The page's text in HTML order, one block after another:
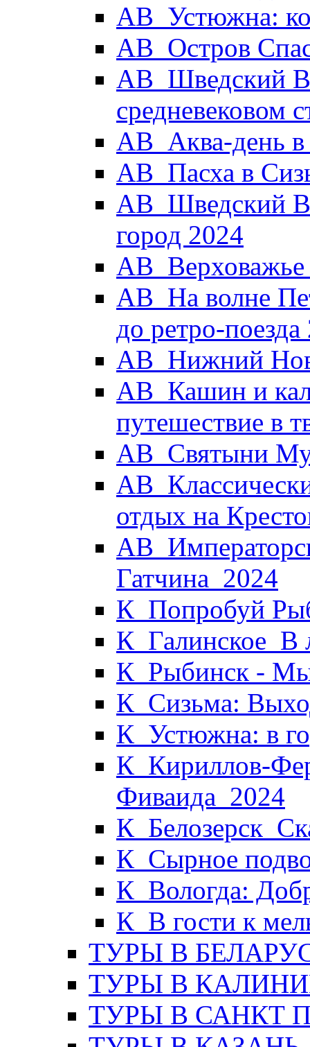
АВ_Устюжна:
АВ_Остров
АВ_Шведский
средневековом
АВ_Аква-день в
АВ_Пасха в
АВ_Шведский
город 2024
АВ_Верховажье
АВ_На волне
до ретро-поезда
АВ_Нижний
АВ_Кашин и
путешествие в
АВ_Святыни
отдых на
Гатчина_2024
К_Попробуй
К_Галинское_В
К_Рыбинск -
К_Сизьма:
К_Устюжна: в
К_Кириллов-
Фиваида_2024
К_Сырное
К_Вологда:
К_В гости к
ТУРЫ В
ТУРЫ В
ТУРЫ В САНКТ